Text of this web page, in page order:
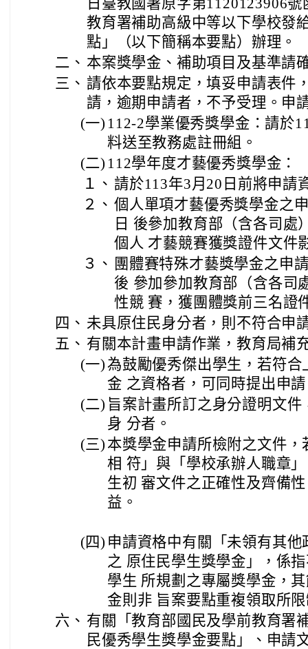
日臺教國署原字第1120123906
教育署補助高級中等以下學校發
點」（以下簡稱本要點）辦理。
二、 本案獎學金、補助項目及基準請
三、 請依本要點規定，填妥申請表件
請，逾期申請者，不予受理。申
(一) 112-2學業優秀獎學金：請於
料送至教務處註冊組。
(二) 112學年度才藝優秀獎學金：
１、 請於113年3月20日前將申請
２、 個人單項才藝優秀獎學金之
日 後參加教育部（含各司處
個人 才藝競賽獲獎證件文件
３、 團體賽特殊才藝獎學金之申
後 參加參加教育部（含各司
性競 賽，獲團體獎前三名證
四、 未具原住民身分者，則不符合申
五、 有關本計畫申請作業，教育局補
(一)為鼓勵優秀傑出學生，若符
金 之資格者，可同時提出申
(二) 旨案計畫所訂之身分證明文
身 分者。
(三) 本獎學金申請所檢附之文件
相 符」與「學校承辦人職章
生初 審文件之正確性及齊備
益。
(四) 申請資格中有關「未領有其
之 原住民學生獎學金」，係
學生 所規劃之專屬獎學金，
金則非 旨案要點重複領取所
六、 有關「教育部國民及學前教育署
民優秀學生獎學金要點」、申請